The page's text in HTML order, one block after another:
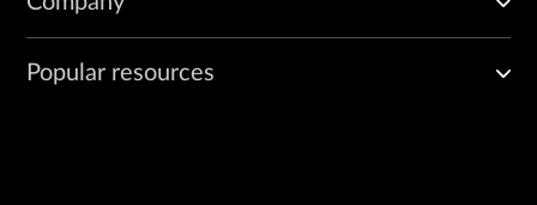
Popular resources